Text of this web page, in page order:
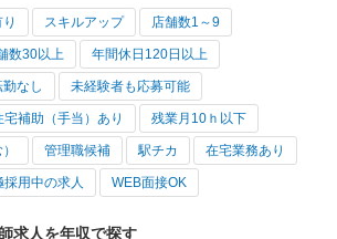
スキルアップ 店舗数1～9
数30以上 年間休日120日以上
なし 未経験者も応募可能
宅補助（手当）あり 残業月10ｈ以下
管理職候補 駅チカ 在宅業務あり
採用中の求人 WEB面接OK
求人を年収で探す